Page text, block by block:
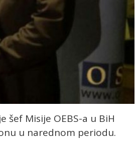
Misije OEBS-a u BiH
u narednom periodu.